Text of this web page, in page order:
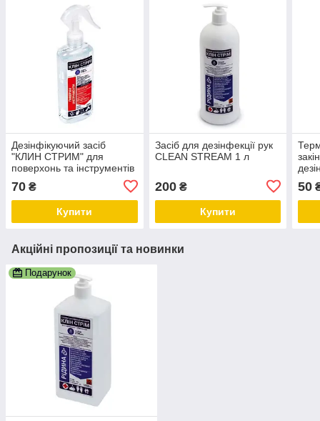
Дезінфікуючий засіб
"КЛИН СТРИМ" для
поверхонь та інструментів
інструментів 250мл з
тригером
70 ₴
Купити
Засіб для дезінфекції рук
CLEAN STREAM 1 л
200₴
Купити
50
Акційні пропозиції та новинки
Подарунок